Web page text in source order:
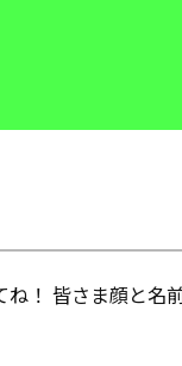
！ 皆さま顔と名